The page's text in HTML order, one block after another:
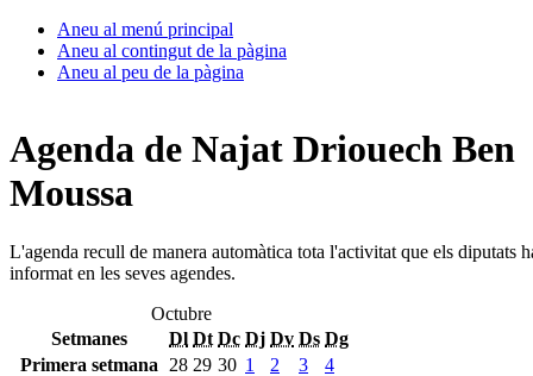
Aneu al menú principal
Aneu al contingut de la pàgina
Aneu al peu de la pàgina
Agenda de Najat Driouech Ben
Moussa
L'agenda recull de manera automàtica tota l'activitat que els diputats
informat en les seves agendes.
Octubre
Setmanes
Dl Dt Dc Dj Dv Ds Dg
Primera setmana
28 29 30 1 2 3
4